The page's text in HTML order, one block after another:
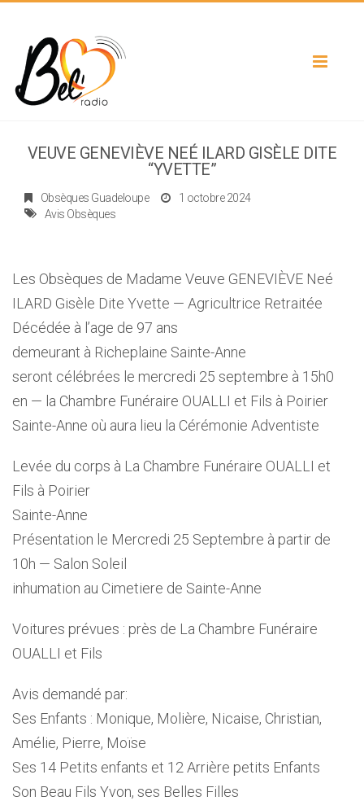
Toggle
VEUVE GENEVIÈVE NEÉ ILARD GISÈLE DITE
“YVETTE”
Obsèques Guadeloupe
1 octobre 2024
Avis Obsèques
Les Obsèques de Madame Veuve GENEVIÈVE Neé
ILARD Gisèle Dite Yvette — Agricultrice Retraitée
Décédée à l’age de 97 ans
demeurant à Richeplaine Sainte-Anne
seront célébrées le mercredi 25 septembre à 15h0
en — la Chambre Funéraire OUALLI et Fils à Poirier
Sainte-Anne où aura lieu la Cérémonie Adventiste
Levée du corps à La Chambre Funéraire OUALLI et
Fils à Poirier
Sainte-Anne
Présentation le Mercredi 25 Septembre à partir de
10h — Salon Soleil
inhumation au Cimetiere de Sainte-Anne
Voitures prévues : près de La Chambre Funéraire
OUALLI et Fils
Avis demandé par:
Ses Enfants : Monique, Molière, Nicaise, Christian,
Amélie, Pierre, Moïse
Ses 14 Petits enfants et 12 Arrière petits Enfants
Son Beau Fils Yvon, ses Belles Filles